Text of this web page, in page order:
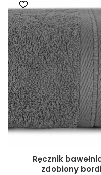
Ręcznik
zdobiony